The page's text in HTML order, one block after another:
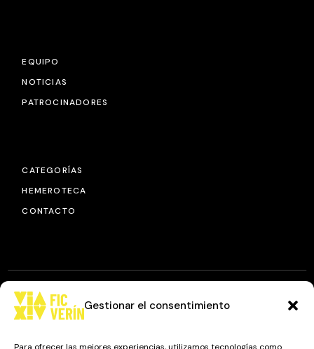
Gestionar el consentimiento
EQUIPO
NOTICIAS
PATROCINADORES
CATEGORÍAS
HEMEROTECA
CONTACTO